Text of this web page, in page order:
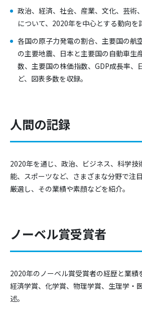
政治、経済、社会、産業、文化、芸術
について、2020年を中心とする動向を
各国の原子力発電の割合、主要国の航
の主要地震、日本と主要国の自動車生
数、主要国の株価指数、GDP成長率、
ど、図表多数を収録。
人間の記録
2020年を通じ、政治、ビジネス、科学技
能、スポーツなど、さまざまな分野で注
厳選し、その業績や素顔などを紹介。
ノーベル賞受賞者
2020年のノーベル賞受賞者の経歴と業績
経済学賞、化学賞、物理学賞、生理学・
述。